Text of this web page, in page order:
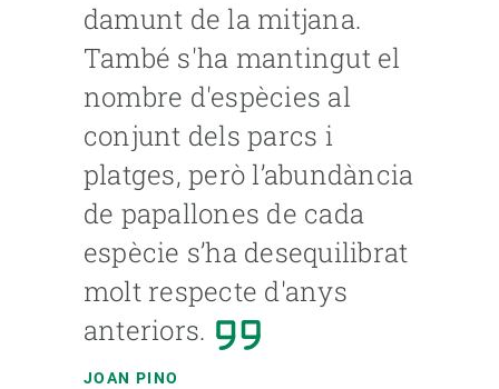
damunt de la mitjana.
També s'ha mantingut el
nombre d'espècies al
conjunt dels parcs i
platges, però l’abundància
de papallones de cada
espècie s’ha desequilibrat
molt respecte d'anys
anteriors.
JOAN PINO